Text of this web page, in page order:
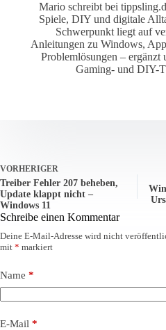
Mario schreibt bei
Spiele, DIY und digitale
Schwerpunkt liegt auf
Anleitungen zu Windows,
Problemlösungen – ergänzt
Gaming- und DIY-
VORHERIGER
Treiber Fehler 207 beheben,
Update klappt nicht –
Windows 11
Schreibe einen Kommentar
Deine E-Mail-Adresse wird nicht
mit * markiert
Name *
E-Mail *